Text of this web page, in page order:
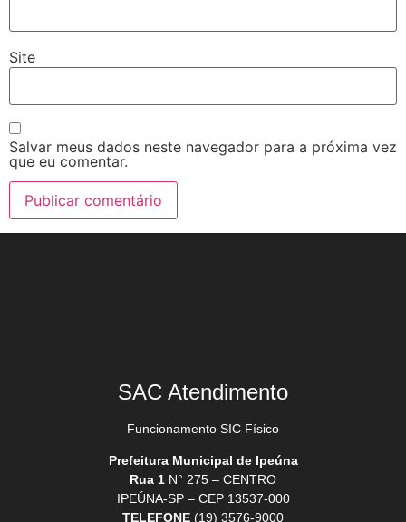
Site
Salvar meus dados neste navegador para a próxima vez
que eu comentar.
SAC Atendimento
Funcionamento SIC Físico
Prefeitura Municipal de Ipeúna
Rua 1 N° 275 – CENTRO
IPEÚNA-SP – CEP 13537-000
TELEFONE (19) 3576-9000